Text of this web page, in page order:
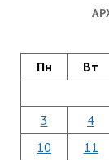
Пн Вт
3
4
10
11